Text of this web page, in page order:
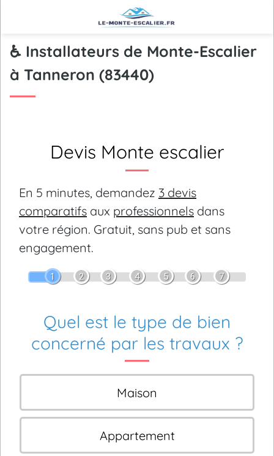
♿ Installateurs de Monte-Escalier
à Tanneron (83440)
Devis Monte escalier
En 5 minutes, demandez 3 devis
comparatifs aux professionnels dans
votre région. Gratuit, sans pub et sans
engagement.
1 2 3 4 5 6 7
Quel est le type de bien
concerné par les travaux ?
Maison
Appartement